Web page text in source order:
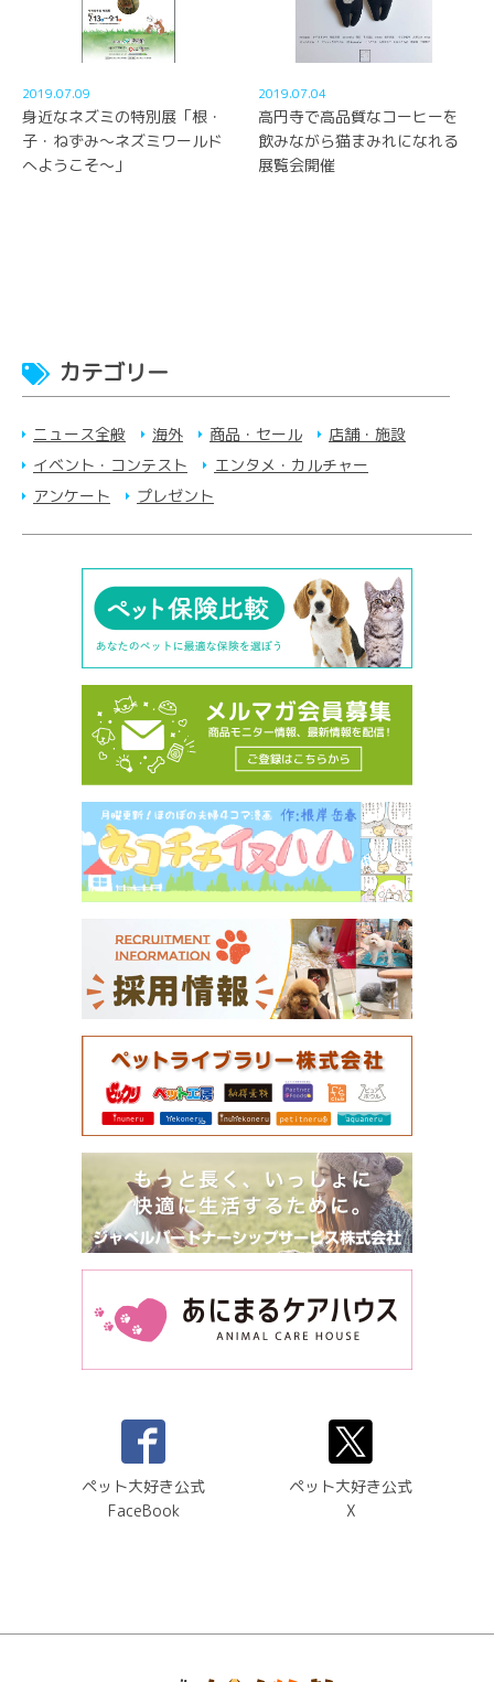
2019.07.09
身近なネズミの特別展「根・
子・ねずみ～ネズミワールド
へようこそ～」
2019.07.04
高円寺で高品質なコーヒーを
飲みながら猫まみれになれる
展覧会開催
カテゴリー
ニュース全般 海外 商品・セール
店舗・施設
イベント・コンテスト
エンタメ・カルチャー
アンケート
プレゼント
ペット大好き公式
FaceBook
ペット大好き公式
X